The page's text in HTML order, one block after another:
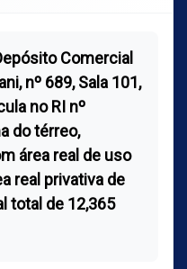
Comercial
nº 689, Sala 101,
no RI nº
do térreo,
área real de uso
real privativa de
total de 12,365